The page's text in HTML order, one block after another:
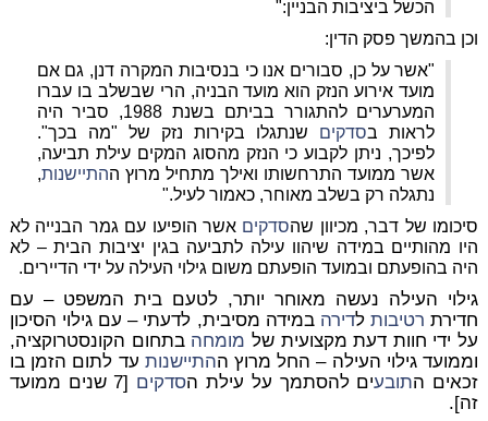
הכשל ביציבות הבניין:"
וכן בהמשך פסק הדין:
"אשר על כן, סבורים אנו כי בנסיבות המקרה דנן, גם אם
מועד אירוע הנזק הוא מועד הבניה, הרי שבשלב בו עברו
המערערים להתגורר בביתם בשנת 1988, סביר היה
לראות בסדקים שנתגלו בקירות נזק של "מה בכך".
לפיכך, ניתן לקבוע כי הנזק מהסוג המקים עילת תביעה,
אשר ממועד התרחשותו ואילך מתחיל מרוץ ההתיישנות,
נתגלה רק בשלב מאוחר, כאמור לעיל."
סיכומו של דבר, מכיוון שהסדקים אשר הופיעו עם גמר הבנייה לא
היו מהותיים במידה שיהוו עילה לתביעה בגין יציבות הבית – לא
היה בהופעתם ובמועד הופעתם משום גילוי העילה על ידי הדיירים.
גילוי העילה נעשה מאוחר יותר, לטעם בית המשפט – עם
חדירת רטיבות לדירה במידה מסיבית, לדעתי – עם גילוי הסיכון
על ידי חוות דעת מקצועית של מומחה בתחום הקונסטרוקציה,
וממועד גילוי העילה – החל מרוץ ההתיישנות עד לתום הזמן בו
זכאים התובעים להסתמך על עילת הסדקים
[7 שנים ממועד
זה].